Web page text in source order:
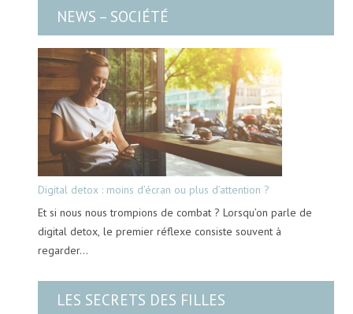
NEWS – SOCIÉTÉ
Digital detox : moins d’écran ou plus d’attention ?
Et si nous nous trompions de combat ? Lorsqu’on parle de
digital detox, le premier réflexe consiste souvent à
regarder…
LES SECRETS DES FILLES